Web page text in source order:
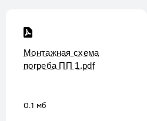
Монтажная схема
погреба ПП 1.pdf
0.1 мб